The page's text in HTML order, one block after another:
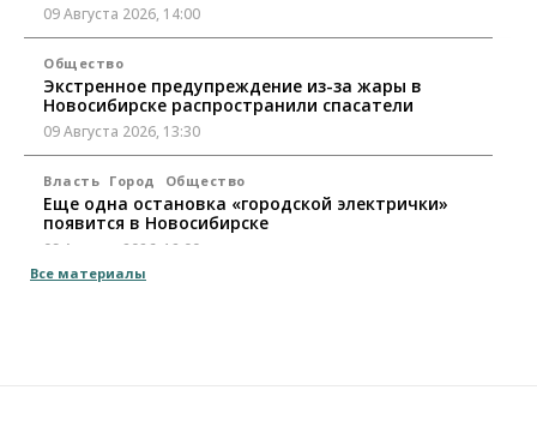
09 Августа 2026, 14:00
Общество
Экстренное предупреждение из-за жары в
Новосибирске распространили спасатели
09 Августа 2026, 13:30
Власть Город Общество
Еще одна остановка «городской электрички»
появится в Новосибирске
09 Августа 2026, 12:00
Все материалы